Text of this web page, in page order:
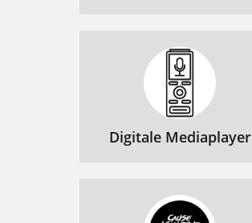
Digitale Mediaplayer